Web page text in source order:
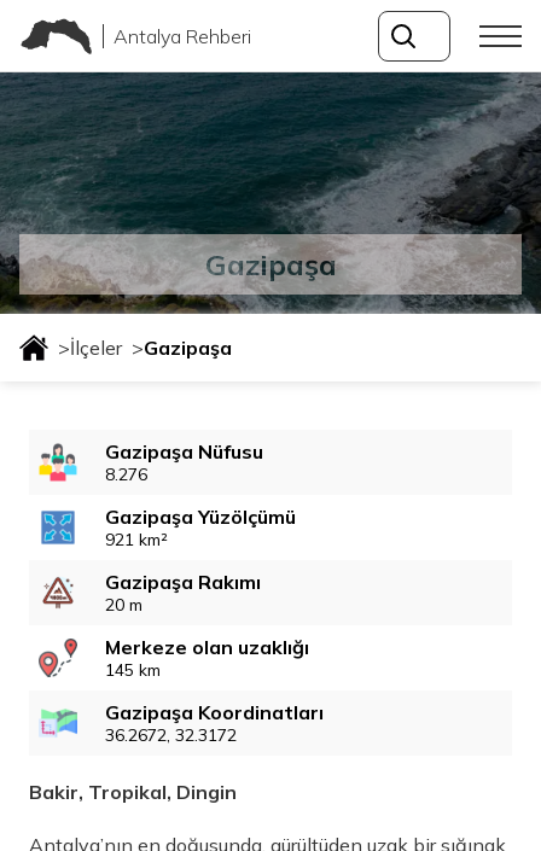
Antalya Rehberi
Gazipaşa
>İlçeler >Gazipaşa
Gazipaşa Nüfusu
8.276
Gazipaşa Yüzölçümü
921 km²
Gazipaşa Rakımı
20 m
Merkeze olan uzaklığı
145 km
Gazipaşa Koordinatları
36.2672, 32.3172
Bakir, Tropikal, Dingin
Antalya’nın en doğusunda, gürültüden uzak bir sığınak